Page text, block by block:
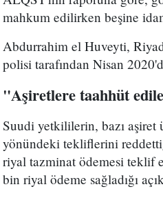
mahkum edilirken beşine
Abdurrahim el Huveyti,
polisi tarafından Nisan
"Aşiretlere taahhüt
Suudi yetkililerin, bazı aşiret
yönündeki tekliflerini
riyal tazminat ödemesi teklif
bin riyal ödeme sağladığı